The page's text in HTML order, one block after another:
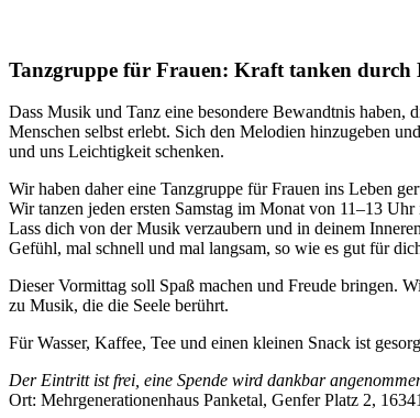
Tanzgruppe für Frauen: Kraft tanken durch
Dass Musik und Tanz eine besondere Bewandtnis haben,
Menschen selbst erlebt. Sich den Melodien hinzugeben
und uns Leichtigkeit schenken.
Wir haben daher eine Tanzgruppe für Frauen ins Leben
Wir tanzen jeden ersten Samstag im Monat von 11–13 Uhr
Lass dich von der Musik verzaubern und in deinem Inneren
Gefühl, mal schnell und mal langsam, so wie es gut für
Dieser Vormittag soll Spaß machen und Freude bringen.
zu Musik, die die Seele berührt.
Für Wasser, Kaffee, Tee und einen kleinen Snack ist
Der Eintritt ist frei, eine Spende wird dankbar
Ort: Mehrgenerationenhaus Panketal, Genfer Platz 2,